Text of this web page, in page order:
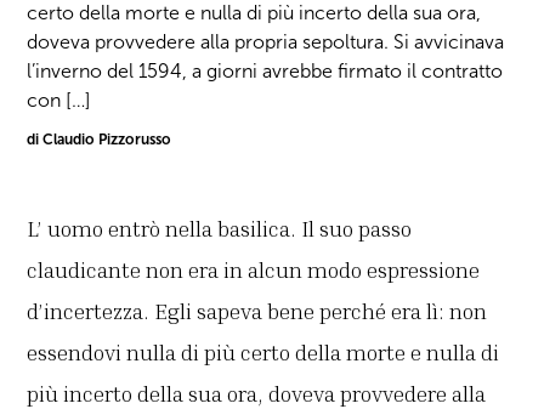
certo della morte e nulla di più incerto della sua ora,
doveva provvedere alla propria sepoltura. Si avvicinava
l’inverno del 1594, a giorni avrebbe firmato il contratto
con […]
di Claudio Pizzorusso
L’ uomo entrò nella basilica. Il suo passo
claudicante non era in alcun modo espressione
d’incertezza. Egli sapeva bene perché era lì: non
essendovi nulla di più certo della morte e nulla di
più incerto della sua ora, doveva provvedere alla